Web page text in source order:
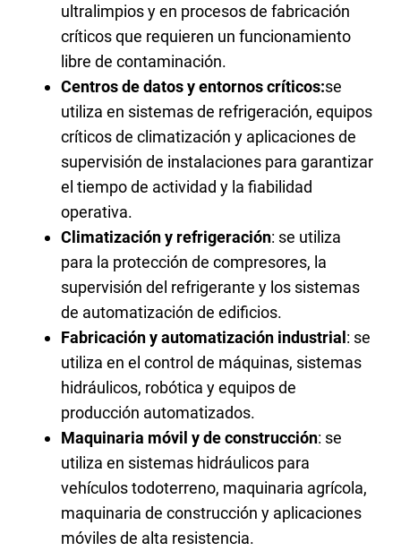
ultralimpios y en procesos de fabricación
críticos que requieren un funcionamiento
libre de contaminación.
Centros de datos y entornos críticos:se
utiliza en sistemas de refrigeración, equipos
críticos de climatización y aplicaciones de
supervisión de instalaciones para garantizar
el tiempo de actividad y la fiabilidad
operativa.
Climatización y refrigeración: se utiliza
para la protección de compresores, la
supervisión del refrigerante y los sistemas
de automatización de edificios.
Fabricación y automatización industrial: se
utiliza en el control de máquinas, sistemas
hidráulicos, robótica y equipos de
producción automatizados.
Maquinaria móvil y de construcción: se
utiliza en sistemas hidráulicos para
vehículos todoterreno, maquinaria agrícola,
maquinaria de construcción y aplicaciones
móviles de alta resistencia.